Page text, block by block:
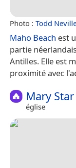
Photo : Todd
Maho Beach est
partie
Antilles. Elle est
proximité avec
Mary
église